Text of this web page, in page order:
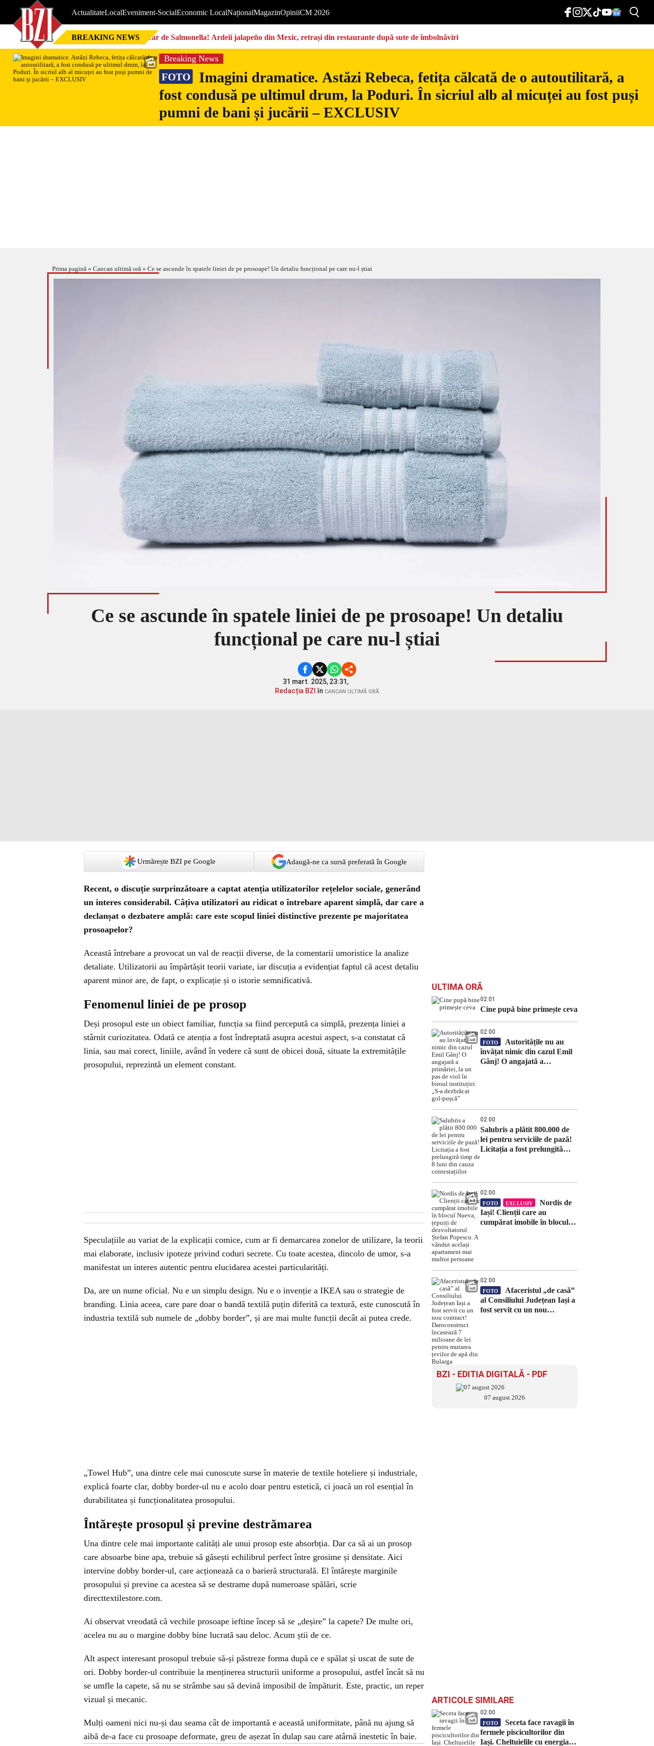
ActualitateLocalEveniment-SocialEconomic LocalNaționalMagazinOpiniiCM 2026
BREAKING NEWS Focar de Salmonella! Ardeii jalapeño din Mexic, retrași din restaurante după sute de îmbolnăviri
Breaking News
FOTO
Imagini dramatice. Astăzi Rebeca, fetița călcată de o autoutilitară, a
fost condusă pe ultimul drum, la Poduri. În sicriul alb al micuței au fost puși
pumni de bani și jucării – EXCLUSIV
Prima pagină » Cancan ultimă oră » Ce se ascunde în spatele liniei de pe prosoape! Un detaliu funcțional pe care nu-l știai
Ce se ascunde în spatele liniei de pe prosoape! Un detaliu
funcțional pe care nu-l știai
31 mart. 2025, 23:31,
Redacția BZI în CANCAN ULTIMĂ ORĂ
Urmărește BZI pe Google Adaugă-ne ca sursă preferată în Google
Recent, o discuție surprinzătoare a captat atenția utilizatorilor rețelelor sociale, generând
un interes considerabil. Câțiva utilizatori au ridicat o întrebare aparent simplă, dar care a
declanșat o dezbatere amplă: care este scopul liniei distinctive prezente pe majoritatea
prosoapelor?
Această întrebare a provocat un val de reacții diverse, de la comentarii umoristice la analize
detaliate. Utilizatorii au împărtășit teorii variate, iar discuția a evidențiat faptul că acest detaliu
aparent minor are, de fapt, o explicație și o istorie semnificativă.
Fenomenul liniei de pe prosop
Deși prosopul este un obiect familiar, funcția sa fiind percepută ca simplă, prezența liniei a
stârnit curiozitatea. Odată ce atenția a fost îndreptată asupra acestui aspect, s-a constatat că
linia, sau mai corect, liniile, având în vedere că sunt de obicei două, situate la extremitățile
prosopului, reprezintă un element constant.
Speculațiile au variat de la explicații comice, cum ar fi demarcarea zonelor de utilizare, la teorii
mai elaborate, inclusiv ipoteze privind coduri secrete. Cu toate acestea, dincolo de umor, s-a
manifestat un interes autentic pentru elucidarea acestei particularități.
Da, are un nume oficial. Nu e un simplu design. Nu e o invenție a IKEA sau o strategie de
branding. Linia aceea, care pare doar o bandă textilă puțin diferită ca textură, este cunoscută în
industria textilă sub numele de „dobby border”, și are mai multe funcții decât ai putea crede.
„Towel Hub”, una dintre cele mai cunoscute surse în materie de textile hoteliere și industriale,
explică foarte clar, dobby border-ul nu e acolo doar pentru estetică, ci joacă un rol esențial în
durabilitatea și funcționalitatea prosopului.
Întărește prosopul și previne destrămarea
Una dintre cele mai importante calități ale unui prosop este absorbția. Dar ca să ai un prosop
care absoarbe bine apa, trebuie să găsești echilibrul perfect între grosime și densitate. Aici
intervine dobby border-ul, care acționează ca o barieră structurală. El întărește marginile
prosopului și previne ca acestea să se destrame după numeroase spălări, scrie
directtextilestore.com.
Ai observat vreodată că vechile prosoape ieftine încep să se „deșire” la capete? De multe ori,
acelea nu au o margine dobby bine lucrată sau deloc. Acum știi de ce.
Alt aspect interesant prosopul trebuie să-și păstreze forma după ce e spălat și uscat de sute de
ori. Dobby border-ul contribuie la menținerea structurii uniforme a prosopului, astfel încât să nu
se umfle la capete, să nu se strâmbe sau să devină imposibil de împăturit. Este, practic, un reper
vizual și mecanic.
Mulți oameni nici nu-și dau seama cât de importantă e această uniformitate, până nu ajung să
aibă de-a face cu prosoape deformate, greu de așezat în dulap sau care atârnă inestetic în baie.
ULTIMA ORĂ
02:01
Cine pupă bine primește ceva
02:00
FOTO
Autoritățile nu au
învățat nimic din cazul Emil
Gânj! O angajată a
02:00
Salubris a plătit 800.000 de
lei pentru serviciile de pază!
Licitația a fost prelungită
02:00
FOTO EXCLUSIV
Nordis de
Iași! Clienții care au
cumpărat imobile în blocul
02:00
FOTO
Afaceristul „de casă”
al Consiliului Județean Iași a
fost servit cu un nou
BZI - EDITIA DIGITALĂ - PDF
07 august 2026
ARTICOLE SIMILARE
02:00
FOTO
Seceta face ravagii în
fermele piscicultorilor din
Iași. Cheltuielile cu energia